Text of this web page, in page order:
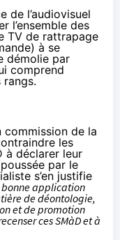
de l’audiovisuel
l’ensemble des
TV de rattrapage
à se
démolie par
comprend
rangs.
de la
les
à déclarer leur
par le
s’en justifie
bonne application
de déontologie,
et de promotion
ces SMàD et à